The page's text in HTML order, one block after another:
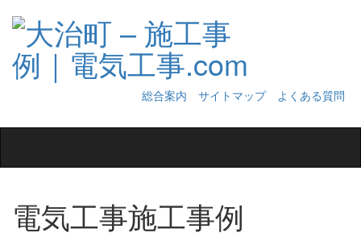
総合案内 サイトマップ
よくある質問
navigation
電気工事施工事例